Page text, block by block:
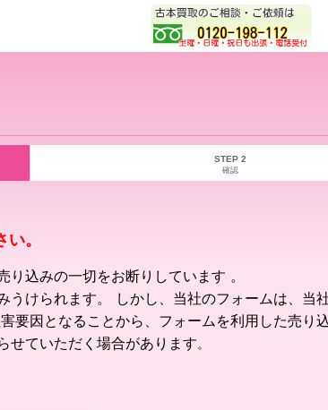
STEP 2
確認
。
込みの一切をお断りしています 。
けられます。 しかし、当社のフォームは、
要因となることから、フォームを利用した売
せていただく場合があります。